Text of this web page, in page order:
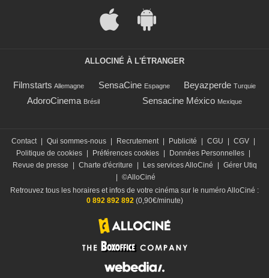
ALLOCINÉ À L'ÉTRANGER
Filmstarts Allemagne SensaCine Espagne Beyazperde Turquie
AdoroCinema Brésil Sensacine México Mexique
Contact Qui sommes-nous Recrutement Publicité CGU CGV
Politique de cookies
Préférences cookies Données Personnelles
Revue de presse
Charte d'écriture Les services AlloCiné
Gérer Utiq
©AlloCiné
Retrouvez tous les horaires et infos de votre cinéma sur le numéro AlloCiné :
0 892 892 892(0,90€/minute)